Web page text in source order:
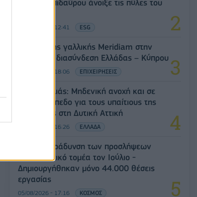
Θέατρο Επιδαύρου άνοιξε τις πύλες του
05/08/2026 - 12:41 ESG
Είσοδος της γαλλικής Meridiam στην
ηλεκτρική διασύνδεση Ελλάδας – Κύπρου
05/08/2026 - 18:06 ΕΠΙΧΕΙΡΗΣΕΙΣ
Ν. Χαρδαλιάς: Μηδενική ανοχή και σε
νομικό επίπεδο για τους υπαίτιους της
πυρκαγιάς στη Δυτική Αττική
05/08/2026 - 16:26 ΕΛΛΑΔΑ
ΗΠΑ: Επιβράδυνση των προσλήψεων
στον ιδιωτικό τομέα τον Ιούλιο -
Δημιουργήθηκαν μόνο 44.000 θέσεις
εργασίας
05/08/2026 - 17:16 ΚΟΣΜΟΣ